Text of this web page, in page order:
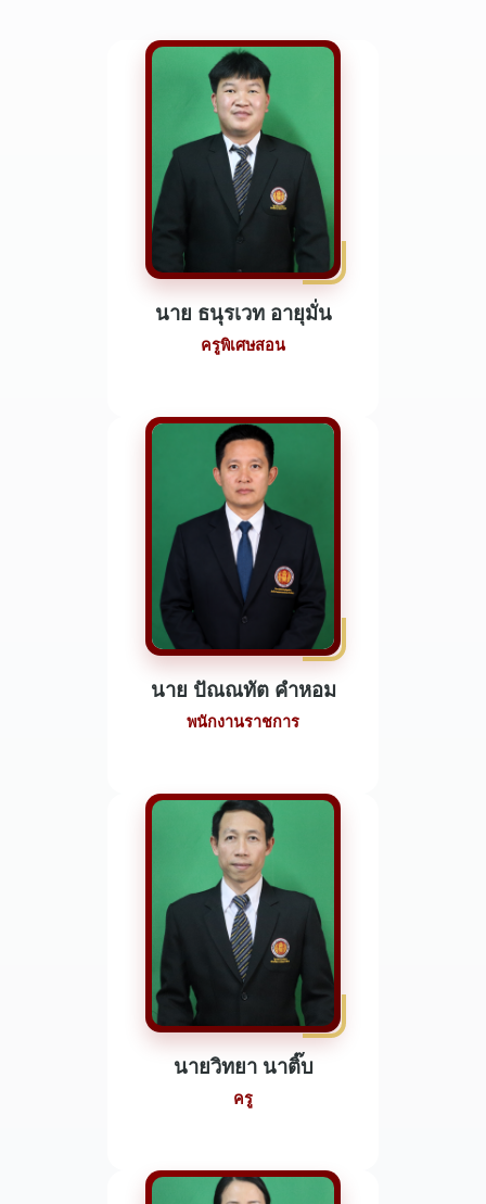
นาย ธนุรเวท อายุมั่น
ครูพิเศษสอน
นาย ปัณณทัต คำหอม
พนักงานราชการ
นายวิทยา นาติ๊บ
ครู